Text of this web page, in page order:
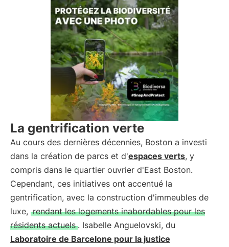
La gentrification verte
Au cours des dernières décennies, Boston a investi
dans la création de parcs et d'espaces verts, y
compris dans le quartier ouvrier d'East Boston.
Cependant, ces initiatives ont accentué la
gentrification, avec la construction d'immeubles de
luxe, rendant les logements inabordables pour les
résidents actuels . Isabelle Anguelovski, du
Laboratoire de Barcelone pour la justice